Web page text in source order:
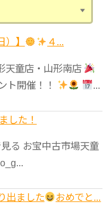
）】 ４...
天童店・山形南店
ト開催！！
...
した！
る お宝中古市場天童
出ました おめでと...